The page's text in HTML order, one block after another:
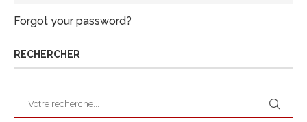
Forgot your password?
RECHERCHER